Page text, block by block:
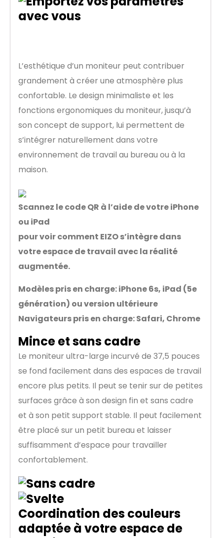
L’esthétique d’un moniteur peut contribuer
grandement à créer une atmosphère plus
confortable. Le design minimaliste et les
fonctions ergonomiques du moniteur, jusqu’à
son concept de support, lui permettent de
s’intégrer naturellement dans votre
environnement de travail au bureau ou à la
maison.
Scannez le code QR à l’aide de votre iPhone
ou iPad
pour voir comment EIZO s’intègre dans
votre espace de travail avec la réalité
augmentée.
Modèles pris en charge: iPhone 6s, iPad (5e
génération) ou version ultérieure
Navigateurs pris en charge: Safari, Chrome
Mince et sans cadre
Le moniteur ultra-large incurvé de 37,5 pouces
se fond facilement dans des espaces de travail
encore plus petits. Il peut se tenir sur de petites
surfaces grâce à son design fin et sans cadre
et à son petit support stable. Il peut facilement
être placé sur un petit bureau et laisser
suffisamment d’espace pour travailler
confortablement.
Coordination des couleurs
adaptée à votre espace de